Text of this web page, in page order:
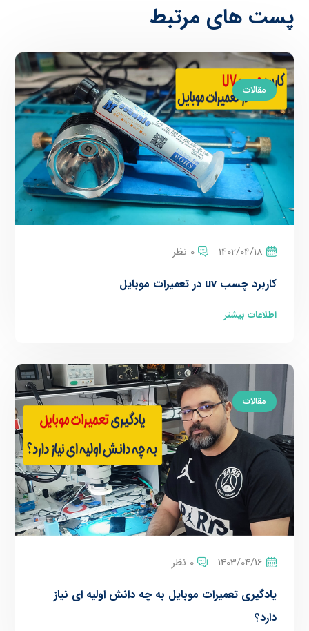
پست های مرتبط
مقالات
1402/04/18 0 نظر
کاربرد چسب uv در تعمیرات موبایل
اطلاعات بیشتر
مقالات
1403/04/16 0 نظر
یادگیری تعمیرات موبایل به چه دانش اولیه ای نیاز
دارد؟